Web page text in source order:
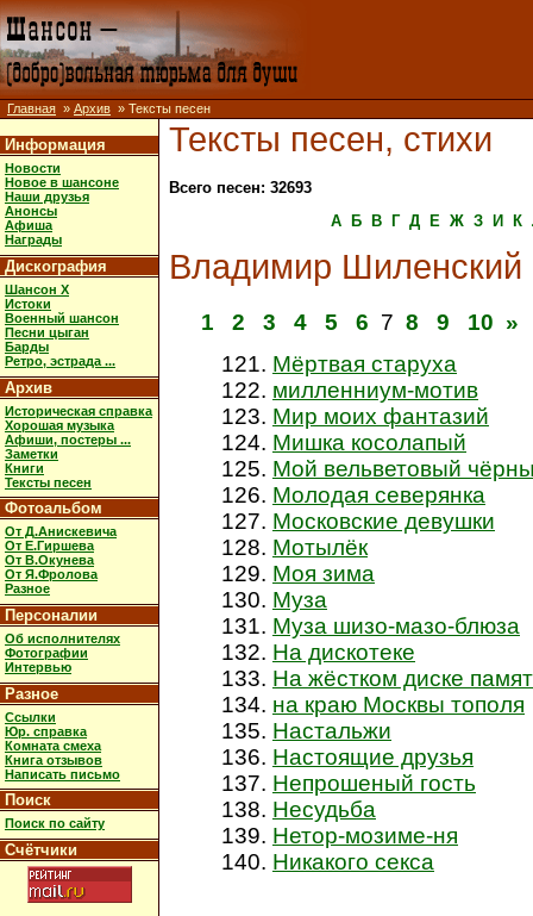
Главная » Архив » Тексты песен
Информация
Новости
Новое в шансоне
Наши друзья
Анонсы
Афиша
Награды
Дискография
Шансон X
Истоки
Военный шансон
Песни цыган
Барды
Ретро, эстрада ...
Архив
Историческая справка
Хорошая музыка
Афиши, постеры ...
Заметки
Книги
Тексты песен
Фотоальбом
От Д.Анискевича
От Е.Гиршева
От В.Окунева
От Я.Фролова
Разное
Персоналии
Об исполнителях
Фотографии
Интервью
Разное
Ссылки
Юр. справка
Комната смеха
Книга отзывов
Написать письмо
Поиск
Поиск по сайту
Счётчики
Тексты песен, стихи
Всего песен: 32693
А
Б В Г Д Е Ж З И К
Владимир Шиленский
1 2 3 4 5 6 7 8 9 10 »
Мёртвая старуха
милленниум-мотив
Мир моих фантазий
Мишка косолапый
Мой вельветовый
Молодая северянка
Московские девушки
Мотылёк
Моя зима
Муза
Муза шизо-мазо-блюза
На дискотеке
На жёстком диске
на краю Москвы тополя
Настальжи
Настоящие друзья
Непрошеный гость
Несудьба
Нетор-мозиме-ня
Никакого секса